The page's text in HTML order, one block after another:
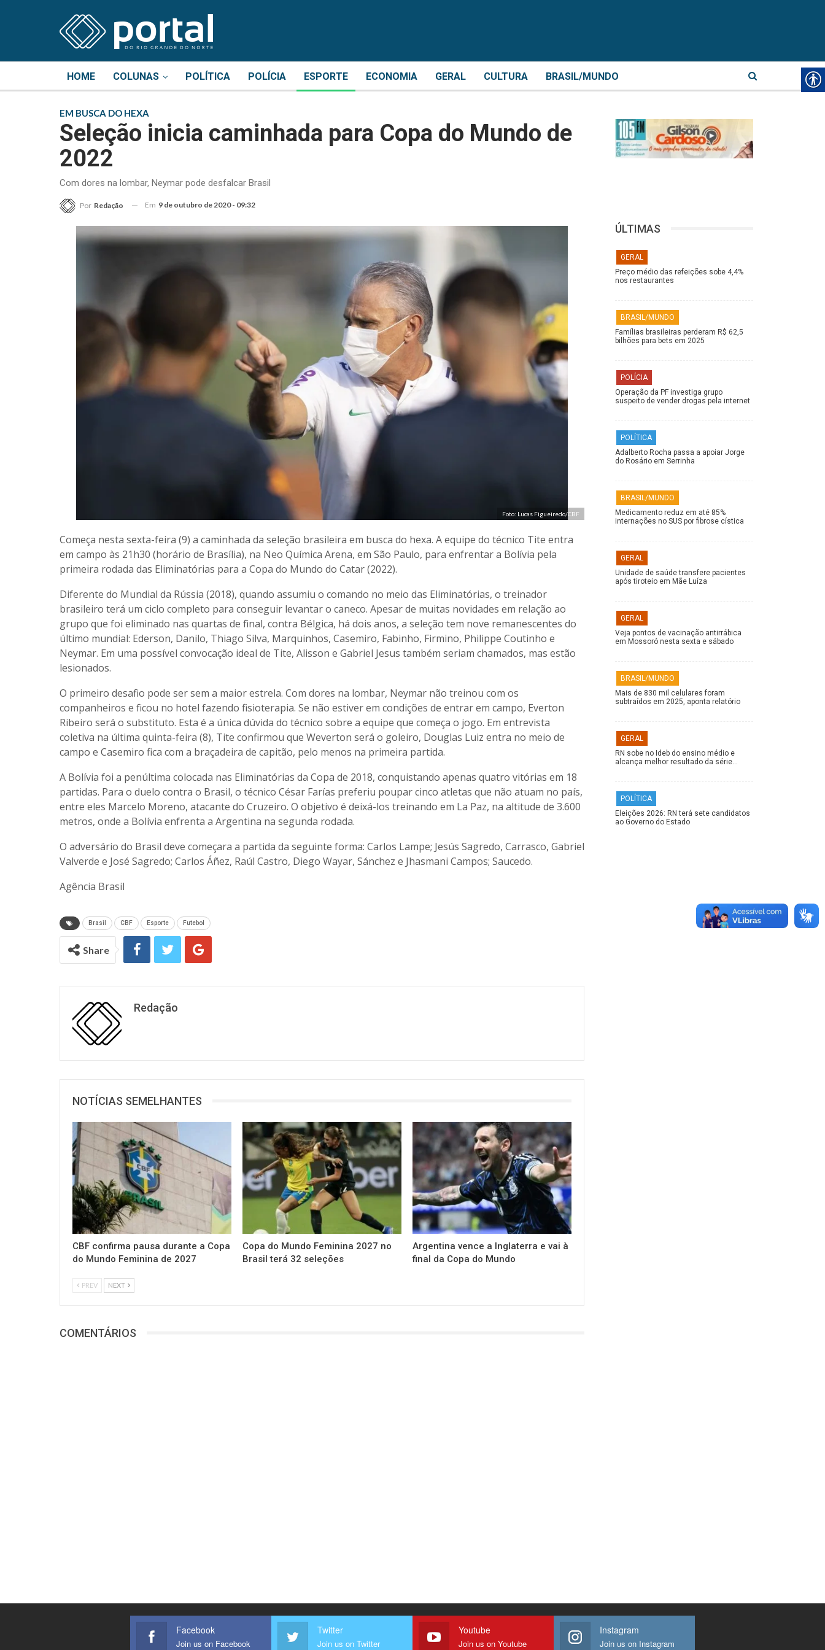
HOME COLUNAS POLÍTICA POLÍCIA ESPORTE ECONOMIA GERAL CULTURA BRASIL/MUNDO
EM BUSCA DO HEXA
Seleção inicia caminhada para Copa do Mundo de
2022
Com dores na lombar, Neymar pode desfalcar Brasil
Por Redação Em 9 de outubro de 2020 - 09:32
Foto: Lucas Figueiredo/CBF
Começa nesta sexta-feira (9) a caminhada da seleção brasileira em busca do hexa. A equipe do técnico Tite entra
em campo às 21h30 (horário de Brasília), na Neo Química Arena, em São Paulo, para enfrentar a Bolívia pela
primeira rodada das Eliminatórias para a Copa do Mundo do Catar (2022).
Diferente do Mundial da Rússia (2018), quando assumiu o comando no meio das Eliminatórias, o treinador
brasileiro terá um ciclo completo para conseguir levantar o caneco. Apesar de muitas novidades em relação ao
grupo que foi eliminado nas quartas de final, contra Bélgica, há dois anos, a seleção tem nove remanescentes do
último mundial: Ederson, Danilo, Thiago Silva, Marquinhos, Casemiro, Fabinho, Firmino, Philippe Coutinho e
Neymar. Em uma possível convocação ideal de Tite, Alisson e Gabriel Jesus também seriam chamados, mas estão
lesionados.
O primeiro desafio pode ser sem a maior estrela. Com dores na lombar, Neymar não treinou com os
companheiros e ficou no hotel fazendo fisioterapia. Se não estiver em condições de entrar em campo, Everton
Ribeiro será o substituto. Esta é a única dúvida do técnico sobre a equipe que começa o jogo. Em entrevista
coletiva na última quinta-feira (8), Tite confirmou que Weverton será o goleiro, Douglas Luiz entra no meio de
campo e Casemiro fica com a braçadeira de capitão, pelo menos na primeira partida.
A Bolívia foi a penúltima colocada nas Eliminatórias da Copa de 2018, conquistando apenas quatro vitórias em 18
partidas. Para o duelo contra o Brasil, o técnico César Farías preferiu poupar cinco atletas que não atuam no país,
entre eles Marcelo Moreno, atacante do Cruzeiro. O objetivo é deixá-los treinando em La Paz, na altitude de 3.600
metros, onde a Bolívia enfrenta a Argentina na segunda rodada.
O adversário do Brasil deve começara a partida da seguinte forma: Carlos Lampe; Jesús Sagredo, Carrasco, Gabriel
Valverde e José Sagredo; Carlos Áñez, Raúl Castro, Diego Wayar, Sánchez e Jhasmani Campos; Saucedo.
Agência Brasil
Brasil CBF Esporte Futebol
Share
Redação
NOTÍCIAS SEMELHANTES
CBF confirma pausa durante a Copa
do Mundo Feminina de 2027
Copa do Mundo Feminina 2027 no
Brasil terá 32 seleções
Argentina vence a Inglaterra e vai à
final da Copa do Mundo
PREV NEXT
COMENTÁRIOS
ÚLTIMAS
GERAL
Preço médio das refeições sobe 4,4%
nos restaurantes
BRASIL/MUNDO
Famílias brasileiras perderam R$ 62,5
bilhões para bets em 2025
POLÍCIA
Operação da PF investiga grupo
suspeito de vender drogas pela internet
POLÍTICA
Adalberto Rocha passa a apoiar Jorge
do Rosário em Serrinha
BRASIL/MUNDO
Medicamento reduz em até 85%
internações no SUS por fibrose cística
GERAL
Unidade de saúde transfere pacientes
após tiroteio em Mãe Luíza
GERAL
Veja pontos de vacinação antirrábica
em Mossoró nesta sexta e sábado
BRASIL/MUNDO
Mais de 830 mil celulares foram
subtraídos em 2025, aponta relatório
GERAL
RN sobe no Ideb do ensino médio e
alcança melhor resultado da série…
POLÍTICA
Eleições 2026: RN terá sete candidatos
ao Governo do Estado
Facebook
Join us on Facebook
Twitter
Join us on Twitter
Youtube
Join us on Youtube
Instagram
Join us on Instagram